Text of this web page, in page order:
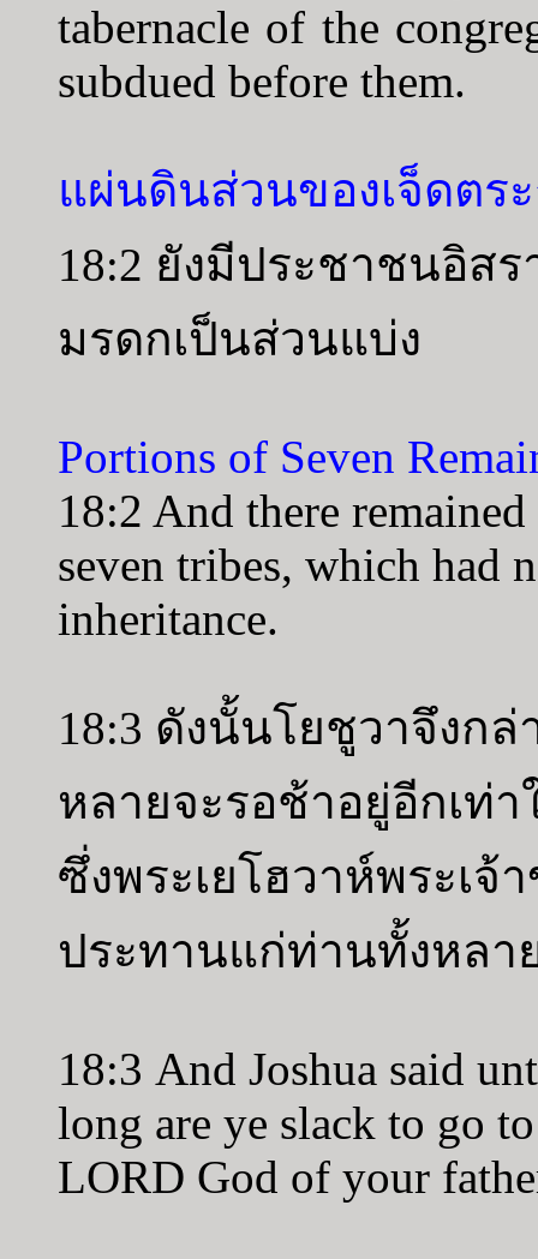
tabernacle of the
subdued before them.
แผ่นดินส่วนของเจ็ดตร
18:2 ยังมีประชาชนอิส
มรดกเป็นส่วนแบ่ง
Portions of Seven
18:2 And there
seven tribes, which had
inheritance.
18:3 ดังนั้นโยชูวาจึงก
หลายจะรอช้าอยู่อีกเท่
ซึ่งพระเยโฮวาห์พระเ
ประทานแก่ท่านทั้งหลา
18:3 And Joshua said
long are ye slack to go
LORD God of your